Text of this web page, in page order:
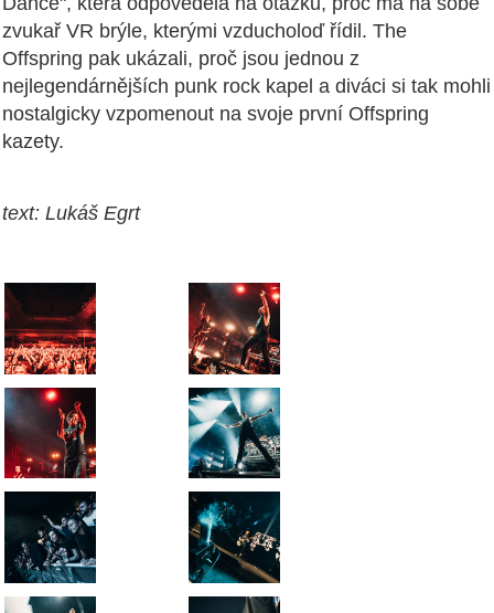
zvukař VR brýle, kterými vzducholoď řídil. The
Offspring pak ukázali, proč jsou jednou z
nejlegendárnějších punk rock kapel a diváci si tak mohli
nostalgicky vzpomenout na svoje první Offspring
kazety.
text: Lukáš Egrt